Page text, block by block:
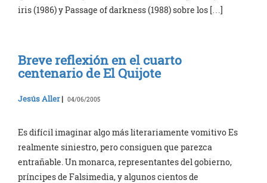
iris (1986) y Passage of darkness (1988) sobre los […]
Breve reflexión en el cuarto
centenario de El Quijote
Jesús Aller| 04/06/2005
Es difícil imaginar algo más literariamente vomitivo Es
realmente siniestro, pero consiguen que parezca
entrañable. Un monarca, representantes del gobierno,
príncipes de Falsimedia, y algunos cientos de